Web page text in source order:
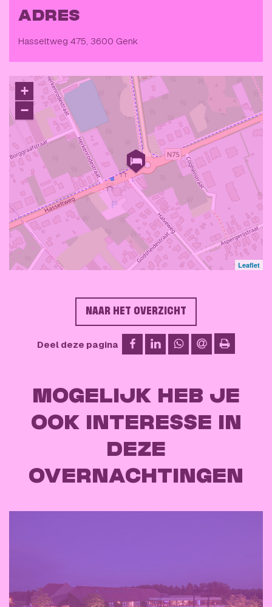
ADRES
Hasseltweg 475, 3600 Genk
+
−
Leaflet
NAAR HET OVERZICHT
Deel deze pagina op Facebookop LinkedInop WhatsApp
via e-mail
MOGELIJK HEB JE
OOK INTERESSE IN
DEZE
OVERNACHTINGEN